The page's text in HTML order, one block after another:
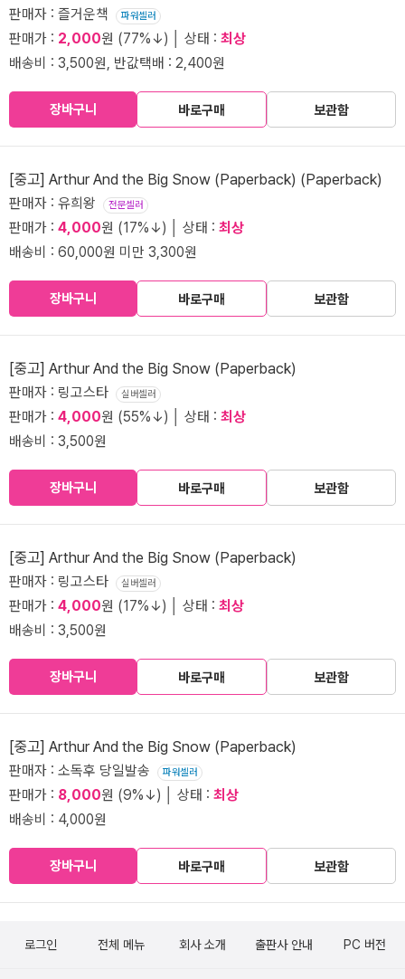
판매자 : 즐거운책 파워셀러
판매가 : 2,000원 (77%↓) │ 상태 : 최상
배송비 : 3,500원, 반값택배 : 2,400원
장바구니 바로구매 보관함
[중고] Arthur And the Big Snow (Paperback) (Paperback)
판매자 : 유희왕 전문셀러
판매가 : 4,000원 (17%↓) │ 상태 : 최상
배송비 : 60,000원 미만 3,300원
장바구니 바로구매 보관함
[중고] Arthur And the Big Snow (Paperback)
판매자 : 링고스타 실버셀러
판매가 : 4,000원 (55%↓) │ 상태 : 최상
배송비 : 3,500원
장바구니 바로구매 보관함
[중고] Arthur And the Big Snow (Paperback)
판매자 : 링고스타 실버셀러
판매가 : 4,000원 (17%↓) │ 상태 : 최상
배송비 : 3,500원
장바구니 바로구매 보관함
[중고] Arthur And the Big Snow (Paperback)
판매자 : 소독후 당일발송 파워셀러
판매가 : 8,000원 (9%↓) │ 상태 : 최상
배송비 : 4,000원
장바구니 바로구매 보관함
로그인 전체 메뉴 회사 소개 출판사 안내 PC 버전